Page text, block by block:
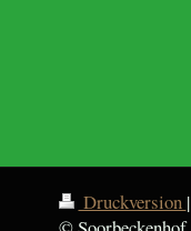
Druckversion |